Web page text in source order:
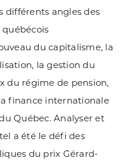
différents angles des
du capitalisme, la
la gestion du
du régime de pension,
finance internationale
Québec. Analyser et
a été le défi des
du prix Gérard-